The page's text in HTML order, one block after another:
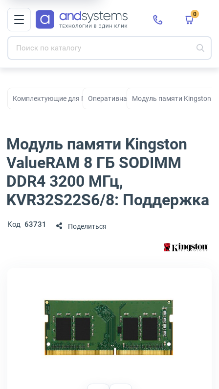
0
Комплектующие для ПК, сборки и модернизации
Оперативная памятьМодуль памяти Kingston
Модуль памяти Kingston
ValueRAM 8 ГБ SODIMM
DDR4 3200 МГц,
KVR32S22S6/8: Поддержка
Код 63731 Поделиться